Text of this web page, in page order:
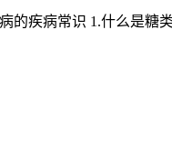
疾病常识 1.什么是糖类